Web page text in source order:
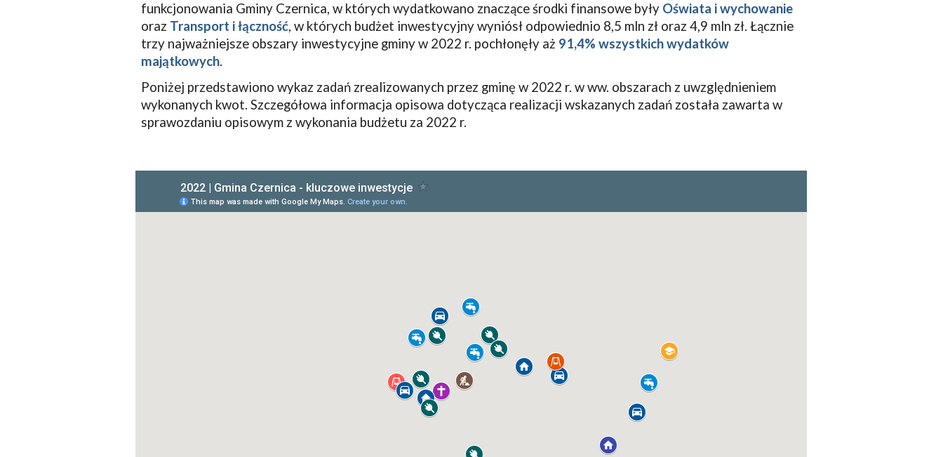
funkcjonowania Gminy Czernica, w których wydatkowano znaczące środki finansowe były Oświata i wychowanie
oraz Transport i łączność, w których budżet inwestycyjny wyniósł odpowiednio 8,5 mln zł oraz 4,9 mln zł. Łącznie
trzy najważniejsze obszary inwestycyjne gminy w 2022 r. pochłonęły aż 91,4% wszystkich wydatków
majątkowych.
Poniżej przedstawiono wykaz zadań zrealizowanych przez gminę w 2022 r. w ww. obszarach z uwzględnieniem
wykonanych kwot.Szczegółowa informacja opisowa dotycząca realizacji wskazanych zadań została zawarta w
sprawozdaniu opisowym z wykonania budżetu za 2022 r.